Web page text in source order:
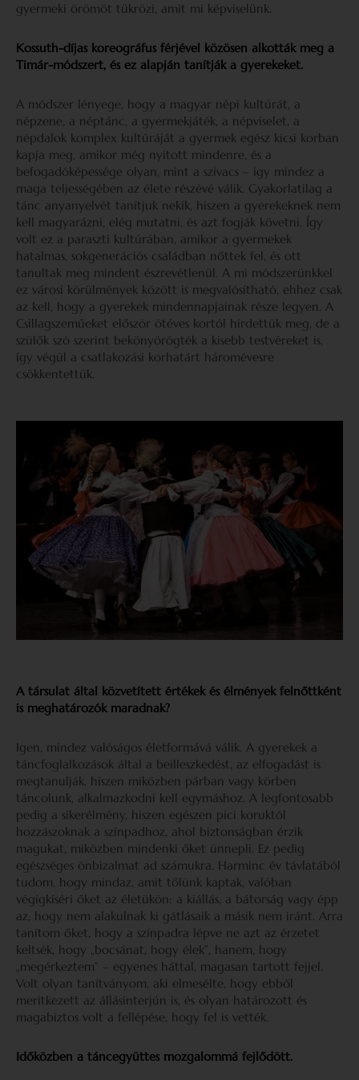
gyermeki örömöt tükrözi, amit mi képviselünk.
Kossuth-díjas koreográfus férjével közösen alkották meg a
Timár-módszert, és ez alapján tanítják a gyerekeket.
A módszer lényege, hogy a magyar népi kultúrát, a
népzene, a néptánc, a gyermekjáték, a népviselet, a
népdalok komplex kultúráját a gyermek egész kicsi korban
kapja meg, amikor még nyitott mindenre, és a
befogadóképessége olyan, mint a szivacs – így mindez a
maga teljességében az élete részévé válik. Gyakorlatilag a
tánc anyanyelvét tanítjuk nekik, hiszen a gyerekeknek nem
kell magyarázni, elég mutatni, és azt fogják követni. Így
volt ez a paraszti kultúrában, amikor a gyermekek
hatalmas, sokgenerációs családban nőttek fel, és ott
tanultak meg mindent észrevétlenül. A mi módszerünkkel
ez városi körülmények között is megvalósítható, ehhez csak
az kell, hogy a gyerekek mindennapjainak része legyen. A
Csillagszeműeket először ötéves kortól hirdettük meg, de a
szülők szó szerint bekönyörögték a kisebb testvéreket is,
így végül a csatlakozási korhatárt háromévesre
csökkentettük.
A társulat által közvetített értékek és élmények felnőttként
is meghatározók maradnak?
Igen, mindez valóságos életformává válik. A gyerekek a
táncfoglalkozások által a beilleszkedést, az elfogadást is
megtanulják, hiszen miközben párban vagy körben
táncolunk, alkalmazkodni kell egymáshoz. A legfontosabb
pedig a sikerélmény, hiszen egészen pici koruktól
hozzászoknak a színpadhoz, ahol biztonságban érzik
magukat, miközben mindenki őket ünnepli. Ez pedig
egészséges önbizalmat ad számukra. Harminc év távlatából
tudom, hogy mindaz, amit tőlünk kaptak, valóban
végigkíséri őket az életükön: a kiállás, a bátorság vagy épp
az, hogy nem alakulnak ki gátlásaik a másik nem iránt. Arra
tanítom őket, hogy a színpadra lépve ne azt az érzetet
keltsék, hogy „bocsánat, hogy élek”, hanem, hogy
„megérkeztem” – egyenes háttal, magasan tartott fejjel.
Volt olyan tanítványom, aki elmesélte, hogy ebből
merítkezett az állásinterjún is, és olyan határozott és
magabiztos volt a fellépése, hogy fel is vették.
Időközben a táncegyüttes mozgalommá fejlődött.